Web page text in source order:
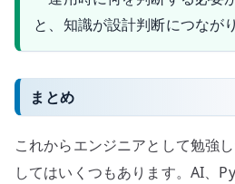
と、知識が設計判断につなが
まとめ
これからエンジニアとして勉強
してはいくつもあります。AI、